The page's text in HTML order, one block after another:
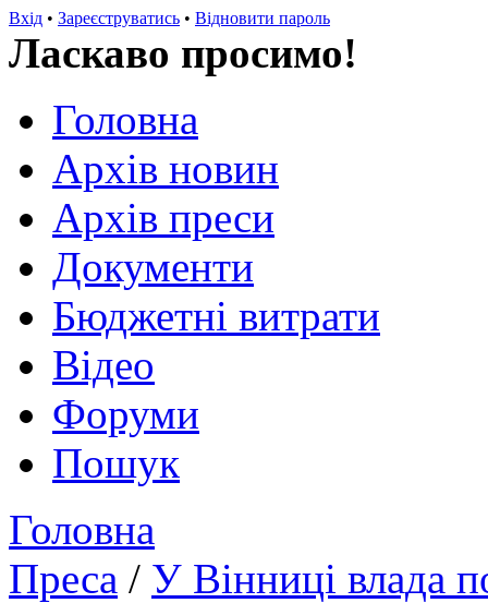
Вхід • Зареєструватись • Відновити пароль
Ласкаво просимо!
Головна
Архів новин
Архів преси
Документи
Бюджетні витрати
Відео
Форуми
Пошук
Головна
Преса / У Вінниці влада